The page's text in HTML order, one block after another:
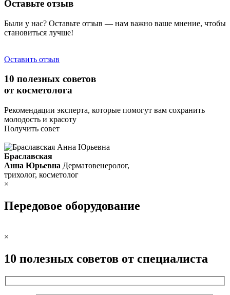
Оставьте отзыв
Были у нас? Оставьте отзыв — нам важно ваше мнение, чтобы
становиться лучше!
Оставить отзыв
10 полезных советов
от косметолога
Рекомендации эксперта, которые помогут вам сохранить
молодость и красоту
Получить совет
Браславская
Анна Юрьевна Дерматовенеролог,
трихолог, косметолог
×
Передовое оборудование
×
10 полезных советов от специалиста